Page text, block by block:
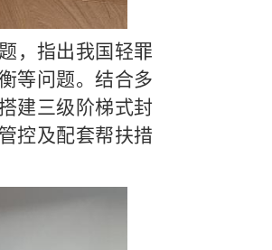
，指出我国轻罪
等问题。结合多
建三级阶梯式封
控及配套帮扶措